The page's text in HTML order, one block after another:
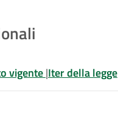
vigente|Iter della legge